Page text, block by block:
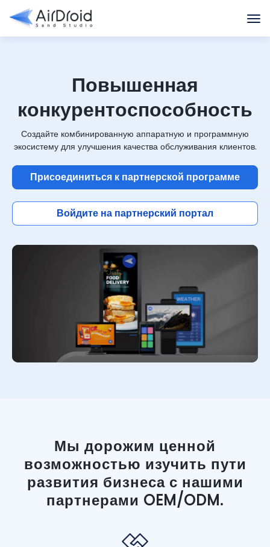
Повышенная
конкурентоспособность
Создайте комбинированную аппаратную и программную
экосистему для улучшения качества обслуживания клиентов.
Присоединиться к партнерской программе
Войдите на партнерский портал
Мы дорожим ценной
возможностью изучить пути
развития бизнеса с нашими
партнерами OEM/ODM.